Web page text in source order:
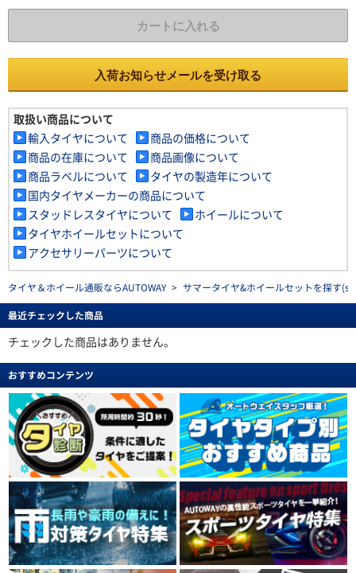
カートに入れる
入荷お知らせメールを受け取る
取扱い商品について
輸入タイヤについて
商品の価格について
商品の在庫について
商品画像について
商品ラベルについて
タイヤの製造年について
国内タイヤメーカーの商品について
スタッドレスタイヤについて
ホイールについて
タイヤホイールセットについて
アクセサリーパーツについて
タイヤ＆ホイール通販ならAUTOWAY > サマータイヤ&ホイールセットを探す
最近チェックした商品
チェックした商品はありません。
おすすめコンテンツ